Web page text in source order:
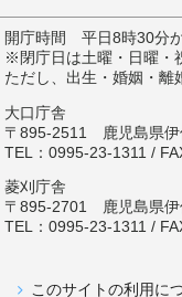
開庁時間 平日8時30分
※閉庁日は土曜・日曜・
ただし、出生・婚姻・離
大口庁舎
〒895-2511 鹿児島県伊
TEL：0995-23-1311 /
菱刈庁舎
〒895-2701 鹿児島県伊
TEL：0995-23-1311 /
このサイトの利用に